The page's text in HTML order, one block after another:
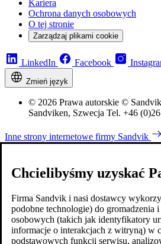
Kariera
Ochrona danych osobowych
O tej stronie
Zarządzaj plikami cookie
LinkedIn Facebook
Zmień język
© 2026 Prawa autorskie ©
Sandviken, Szwecja Tel. +46
Inne strony internetowe firmy Sandvik
Chcielibyśmy uzyskać
Firma Sandvik i nasi dostawcy
podobne technologie) do gromadzenia
osobowych (takich jak identyfikatory
informacje o interakcjach z witryną) w
podstawowych funkcji serwisu,